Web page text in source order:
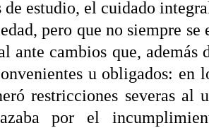
de estudio, el cuidado
pero que no siempre
ante cambios que,
u obligados: en
restricciones severas
por el